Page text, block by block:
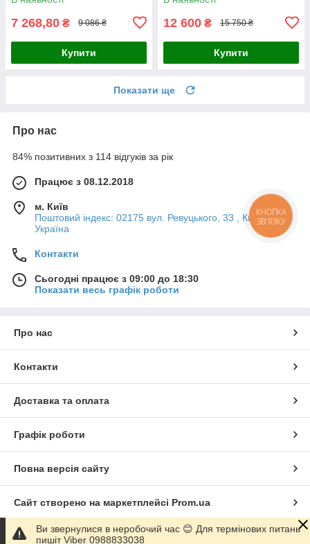
віддаленим керуванням та
7 268,80 ₴ 9 086 ₴
Купити
живлення IP-камер і
12 600 ₴ 15 750 ₴
Купити
Показати ще
Про нас
84% позитивних з 114 відгуків за рік
Працює з 08.12.2018
м. Київ
Поштовий індекс: 02175 вул. Ревуцького, 33 , Київ,
Україна
Контакти
Сьогодні працює з 09:00 до 18:30
Показати весь графік роботи
Про нас
Контакти
Доставка та оплата
Графік роботи
Повна версія сайту
Сайт створено на маркетплейсі Prom.ua
Політика конфіденційності
Ви звернулися в неробочий час 😊 Для термінових питань
пишіт Viber 0988833038
КНОПКА
ЗВ'ЯЗКУ